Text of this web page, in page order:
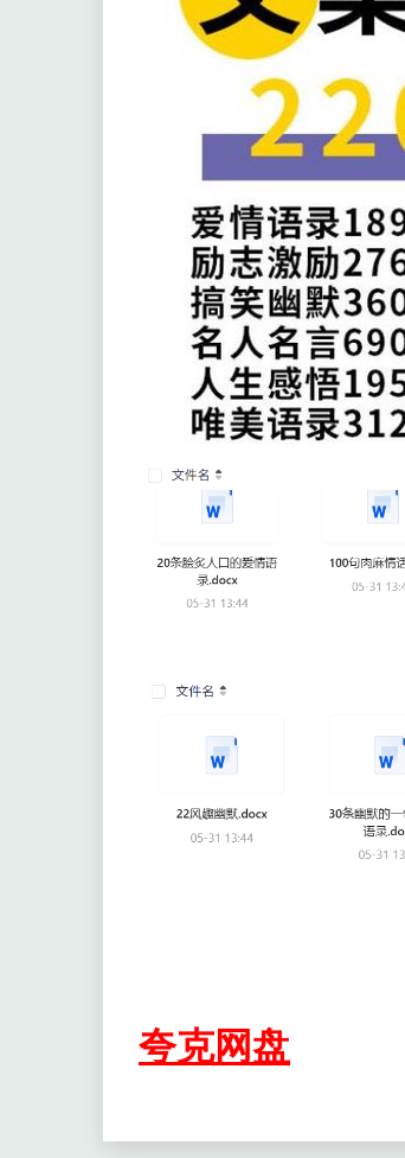
夸克网盘